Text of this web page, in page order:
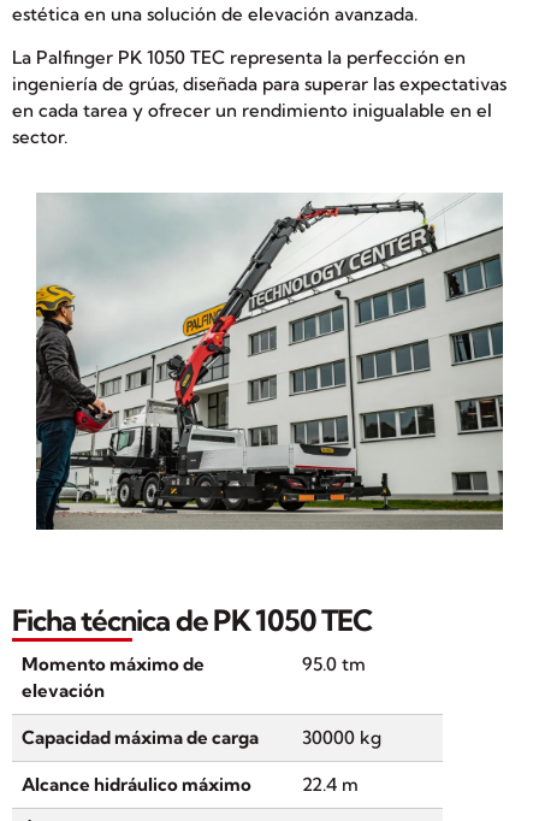
estética en una solución de elevación avanzada.
La Palfinger PK 1050 TEC representa la perfección en
ingeniería de grúas, diseñada para superar las expectativas
en cada tarea y ofrecer un rendimiento inigualable en el
sector.
Ficha técnica de PK 1050 TEC
Momento máximo de
elevación
95.0 tm
Capacidad máxima de carga 30000 kg
Alcance hidráulico máximo 22.4 m